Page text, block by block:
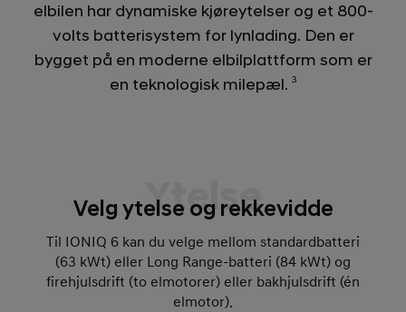
elbilen har dynamiske kjøreytelser og et 800-
volts batterisystem for lynlading. Den er
bygget på en moderne elbilplattform som er
en teknologisk milepæl. 3
Ytelse
Velg ytelse og rekkevidde
Til IONIQ 6 kan du velge mellom standardbatteri
(63 kWt) eller Long Range-batteri (84 kWt) og
firehjulsdrift (to elmotorer) eller bakhjulsdrift (én
elmotor).